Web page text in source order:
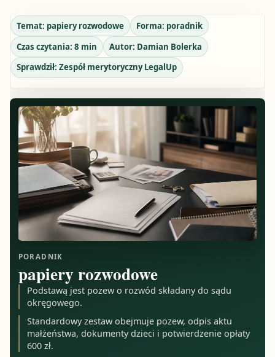
Temat: papiery rozwodowe Forma: poradnik
Czas czytania: 8 min Autor: Damian Bolerka
Sprawdził: Zespół merytoryczny LegalUp
PORADNIK
papiery rozwodowe
Podstawą jest pozew o rozwód składany do sądu
okręgowego.
Standardowy zestaw obejmuje pozew, odpis aktu
małżeństwa, dokumenty dzieci i potwierdzenie opłaty
600 zł.